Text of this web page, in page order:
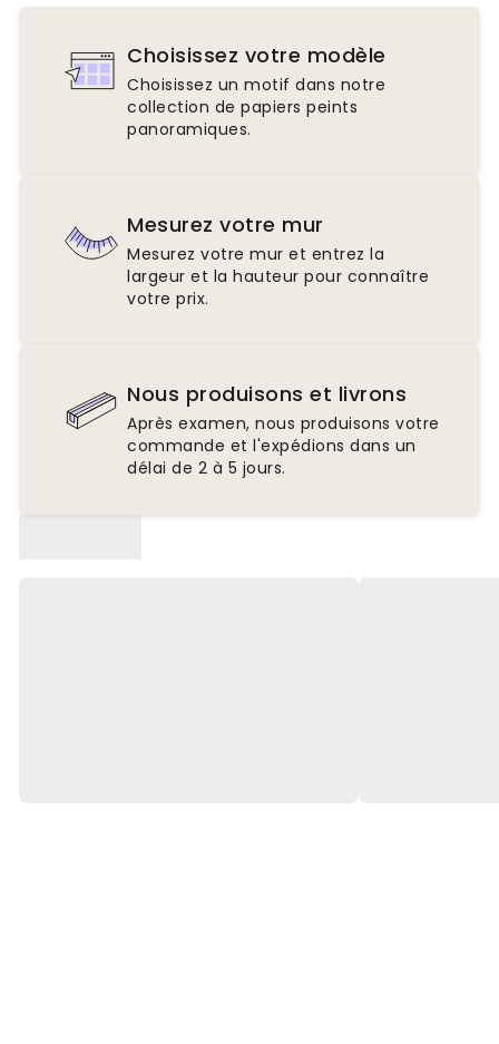
Choisissez votre modèle
Choisissez un motif dans notre
collection de papiers peints
panoramiques.
Mesurez votre mur
Mesurez votre mur et entrez la
largeur et la hauteur pour connaître
votre prix.
Nous produisons et livrons
Après examen, nous produisons votre
commande et l'expédions dans un
délai de 2 à 5 jours.